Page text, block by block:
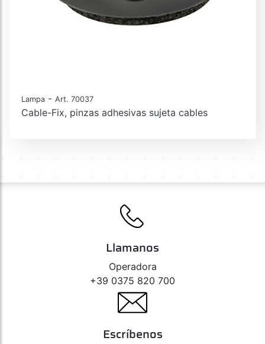
Lampa - Art. 70037
Cable-Fix, pinzas adhesivas sujeta cables
Llamanos
Operadora
+39 0375 820 700
Escríbenos